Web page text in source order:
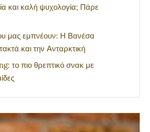
και καλή ψυχολογία; Πάρε
μας εμπνέουν: Η Βανέσα
και την Ανταρκτική
το πιο θρεπτικό σνακ με